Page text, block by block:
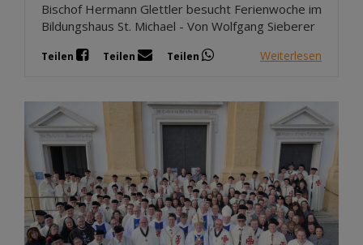
Bischof Hermann Glettler besucht Ferienwoche im
Bildungshaus St. Michael - Von Wolfgang Sieberer
Teilen Teilen Teilen Weiterlesen